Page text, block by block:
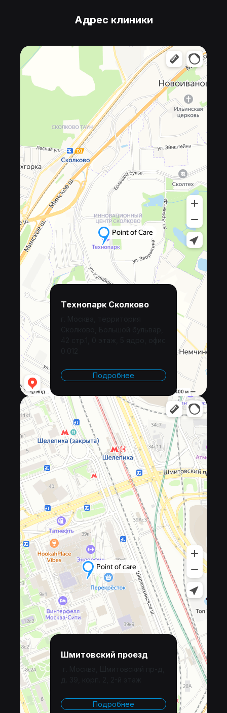
Адрес клиники
Технопарк Сколково
Подробнее
Шмитовский проезд
Подробнее